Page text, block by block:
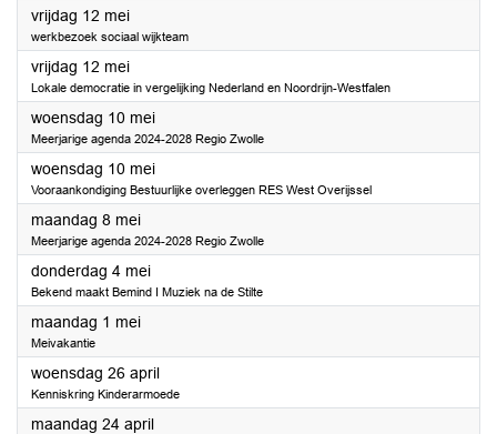
vrijdag 12 mei2023
werkbezoek sociaal wijkteam
vrijdag 12 mei2023
Lokale democratie in vergelijking Nederland en Noordrijn-Westfalen
woensdag 10 mei2023
Meerjarige agenda 2024-2028 Regio Zwolle
woensdag 10 mei2023
Vooraankondiging Bestuurlijke overleggen RES West Overijssel
maandag 8 mei2023
Meerjarige agenda 2024-2028 Regio Zwolle
donderdag 4 mei2023
Bekend maakt Bemind I Muziek na de Stilte
maandag 1 mei2023
Meivakantie
woensdag 26 april2023
Kenniskring Kinderarmoede
maandag 24 april2023